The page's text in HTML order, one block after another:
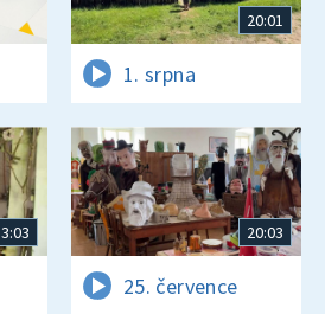
20:01
1. srpna
3:03 20:03
25. července